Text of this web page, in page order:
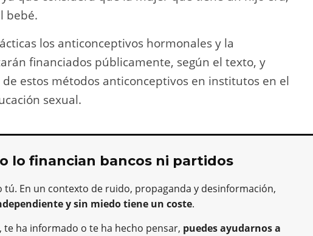
bebé.
los anticonceptivos hormonales y la
financiados públicamente, según el texto, y
estos métodos anticonceptivos en institutos en el
sexual.
lo financian bancos ni partidos
tú. En un contexto de ruido, propaganda y desinformación,
y sin miedo tiene un coste.
ha informado o te ha hecho pensar, puedes ayudarnos a